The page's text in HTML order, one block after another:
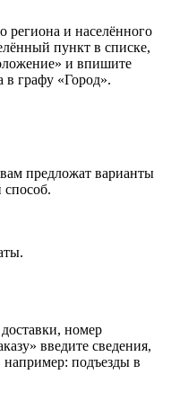
региона и населённого
пункт в списке,
и впишите
в графу «Город».
предложат варианты
номер
введите сведения,
например: подъезды в